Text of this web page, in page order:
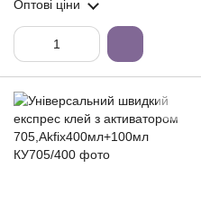
Оптові ціни